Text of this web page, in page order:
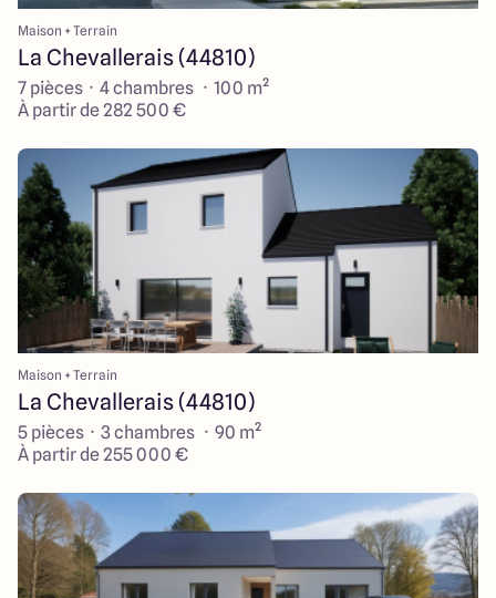
Maison + Terrain
La Chevallerais (44810)
7 pièces · 4 chambres · 100 m²
À partir de 282 500 €
Maison + Terrain
La Chevallerais (44810)
5 pièces · 3 chambres · 90 m²
À partir de 255 000 €